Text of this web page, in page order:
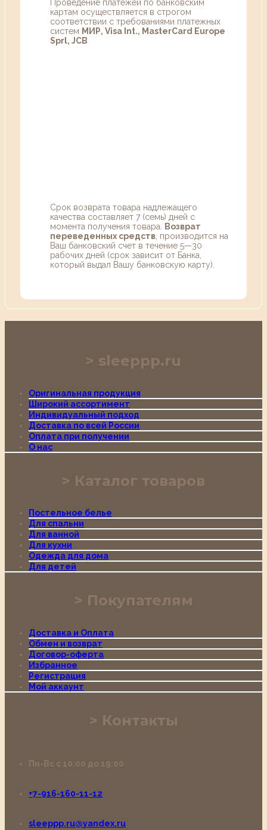
Проведение платежей по банковским
картам осуществляется в строгом
соответствии с требованиями платежных
систем МИР, Visa Int., MasterCard Europe
Sprl, JCB
Срок возврата товара надлежащего
качества составляет 7 (семь) дней с
момента получения товара.
Возврат
переведенных средств , производится на
Ваш банковский счет в течение 5—30
рабочих дней (срок зависит от Банка,
который выдал Вашу банковскую карту).
sleeppp.ru
Оригинальная продукция
Широкий ассортимент
Индивидуальный подход
Доставка по всей России
Оплата при получении
О нас
Каталог товаров
Постельное белье
Для спальни
Для ванной
Для кухни
Одежда для дома
Для детей
Покупателям
Доставка и Оплата
Обмен и возврат
Договор-оферта
Избранное
Регистрация
Мой аккаунт
Контакты
Пн-Вс с 10:00 до 19:00
+7-916-160-11-12
sleeppp.ru@yandex.ru